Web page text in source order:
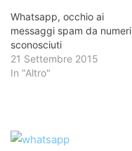
Whatsapp, occhio ai
messaggi spam da numeri
sconosciuti
21 Settembre 2015
In "Altro"